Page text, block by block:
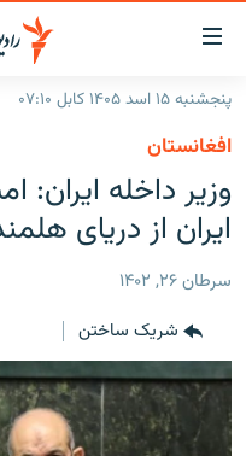
لینک‌های
قابل
دسترسی
به
متن
اصلی
بازگشت
منوی
مراجعه
به
صفحه
جستجو
گزارش‌ها
افغانستان
جهان
خبرها
مصاحبه‌ها
برنامه‌ها
مجموعه تصویری
ورزش
پنجشنبه ۱۵ اسد ۱۴۰۵ کابل ۰۷:۱۰
افغانستان
وزیر داخله ایران:
ایران از دریای
سرطان ۲۶, ۱۴۰۲
شریک ساختن